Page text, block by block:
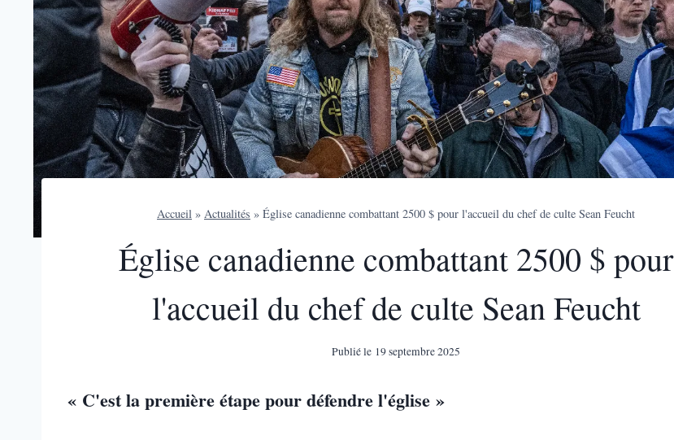
Accueil » Actualités » Église canadienne combattant 2500 $ pour l'accueil du chef de culte Sean Feucht
Église canadienne combattant 2500 $ pour
l'accueil du chef de culte Sean Feucht
Publié le 19 septembre 2025
« C'est la première étape pour défendre l'église »